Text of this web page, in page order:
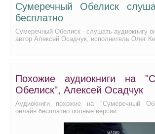
Сумеречный Обелиск
бесплатно
Сумеречный Обелиск - слушать аудиокнигу
автор Алексей Осадчук, исполнитель Олег
Похожие аудиокниги на
Обелиск", Алексей Осадчук
Аудиокниги похожие на "Сумеречный
онлайн бесплатно полные версии.